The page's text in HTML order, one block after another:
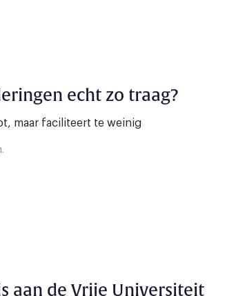
echt zo traag?
maar faciliteert te weinig
aan de Vrije Universiteit